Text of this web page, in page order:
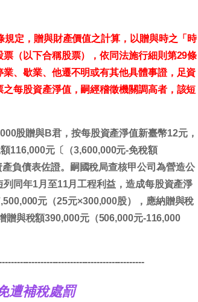
定，贈與財產價值之計算，以贈與時之「時
（以下合稱股票），依同法施行細則第29條
、歇業、他遷不明或有其他具體事證，足資
每股資產淨值，嗣經稽徵機關調高者，該短
股贈與B君，按每股資產淨值新臺幣12元，
116,000元〔（3,600,000元-免稅額
負債表佐證。嗣國稅局查核甲公司為營造公
同年1月至11月工程利益，造成每股資產淨
元（25元×300,000股），應納贈與稅
贈與稅額390,000元（506,000元-116,000
遭補稅處罰